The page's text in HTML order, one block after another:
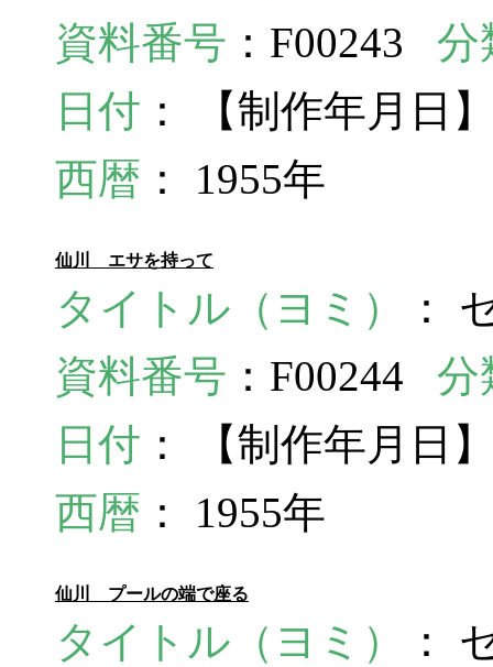
資料番号 ：F00243 分
日付 ： 【制作年月日
西暦 ： 1955年
仙川 エサを持って
タイトル（ヨミ）
：
資料番号 ：F00244 分
日付 ： 【制作年月日
西暦 ： 1955年
仙川 プールの端で座る
タイトル（ヨミ）
：